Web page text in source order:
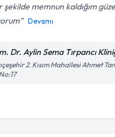
şekilde memnun kaldığım
Devamı
Dr. Aylin Sema Tırpancı
2. Kısım Mahallesi Ahmet